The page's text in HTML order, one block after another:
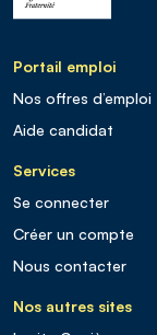
Portail emploi
Nos offres d’emploi
Aide candidat
Services
Se connecter
Créer un compte
Nous contacter
Nos autres sites